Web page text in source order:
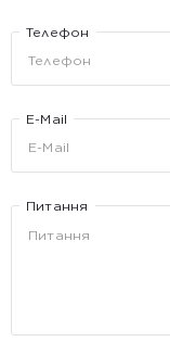
Телефон
E-Mail
Питання